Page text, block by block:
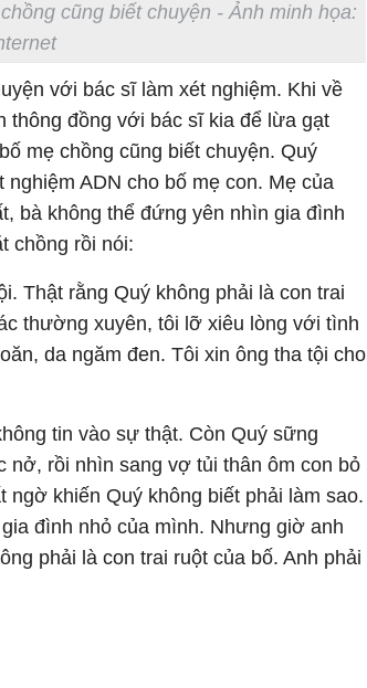
cũng biết chuyện - Ảnh minh họa:
với bác sĩ làm xét nghiệm. Khi về
thông đồng với bác sĩ kia để lừa gạt
mẹ chồng cũng biết chuyện. Quý
ADN cho bố mẹ con. Mẹ của
bà không thể đứng yên nhìn gia đình
chồng rồi nói:
Thật rằng Quý không phải là con trai
thường xuyên, tôi lỡ xiêu lòng với tình
da ngăm đen. Tôi xin ông tha tội cho
tin vào sự thật. Còn Quý sững
rồi nhìn sang vợ tủi thân ôm con bỏ
ngờ khiến Quý không biết phải làm sao.
đình nhỏ của mình. Nhưng giờ anh
phải là con trai ruột của bố. Anh phải